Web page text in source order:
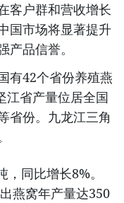
客户群和营收增长
国市场将显著提升
品信誉。
有42个省份养殖燕
江省产量位居全国
省份。九龙江三角
同比增长8%。
燕窝年产量达350